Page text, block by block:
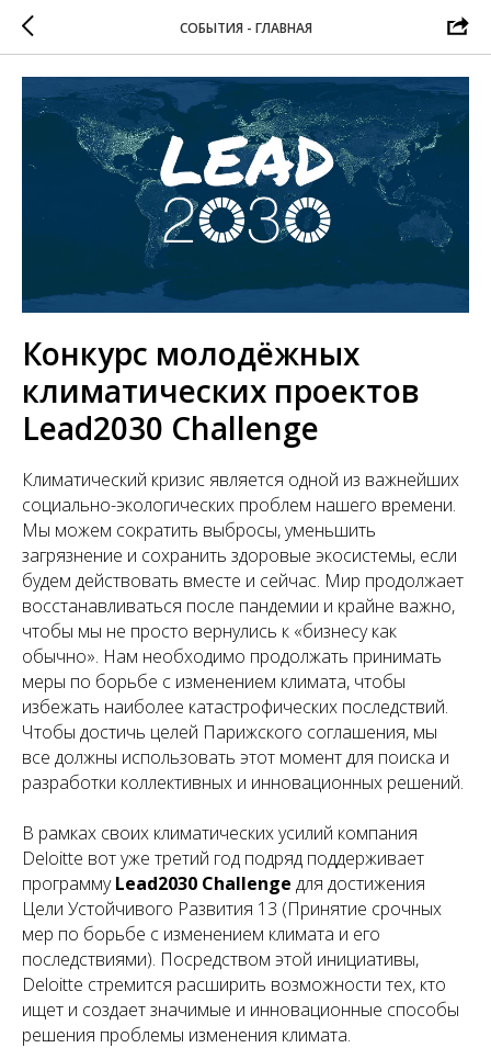
СОБЫТИЯ - ГЛАВНАЯ
Конкурс молодёжных
климатических проектов
Lead2030 Challenge
Климатический кризис является одной из важнейших
социально-экологических проблем нашего времени.
Мы можем сократить выбросы, уменьшить
загрязнение и сохранить здоровые экосистемы, если
будем действовать вместе и сейчас. Мир продолжает
восстанавливаться после пандемии и крайне важно,
чтобы мы не просто вернулись к «бизнесу как
обычно». Нам необходимо продолжать принимать
меры по борьбе с изменением климата, чтобы
избежать наиболее катастрофических последствий.
Чтобы достичь целей Парижского соглашения, мы
все должны использовать этот момент для поиска и
разработки коллективных и инновационных решений.
В рамках своих климатических усилий компания
Deloitte вот уже третий год подряд поддерживает
программуLead2030 Challenge для достижения
Цели Устойчивого Развития 13 (Принятие срочных
мер по борьбе с изменением климата и его
последствиями). Посредством этой инициативы,
Deloitte стремится расширить возможности тех, кто
ищет и создает значимые и инновационные способы
решения проблемы изменения климата.